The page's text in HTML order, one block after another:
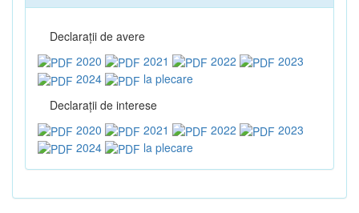
Declaraţii de avere
2020
2021 2022
2023
2024
la plecare
Declaraţii de interese
2020
2021 2022
2023
2024
la plecare